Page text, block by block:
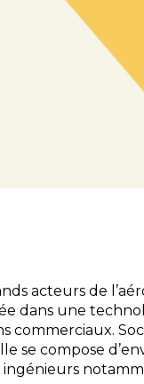
acteurs de
dans une
commerciaux.
se compose